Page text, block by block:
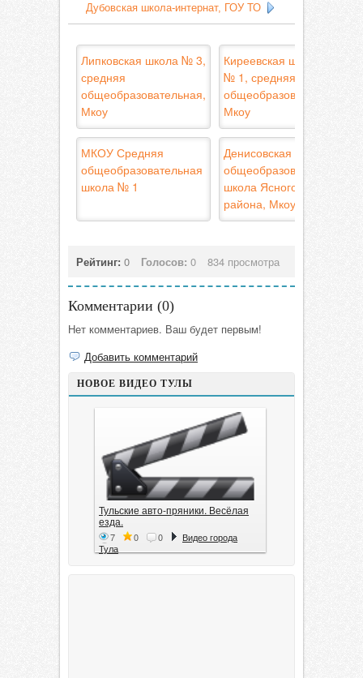
Дубовская школа-интернат, ГОУ ТО
Липковская школа № 3,
средняя
общеобразовательная,
Мкоу
Киреевская школа
№ 1, средняя
общеобразовательная,
Мкоу
МКОУ Средняя
общеобразовательная
школа № 1
Денисовская средняя
общеобразовательная
школа Ясногорского
района, Мкоу ТО
Рейтинг: 0 Голосов: 0 834 просмотра
Комментарии (0)
Нет комментариев. Ваш будет первым!
Добавить комментарий
НОВОЕ ВИДЕО ТУЛЫ
Тульские авто-пряники. Весёлая
езда.
7 0 0
Видео города
Тула